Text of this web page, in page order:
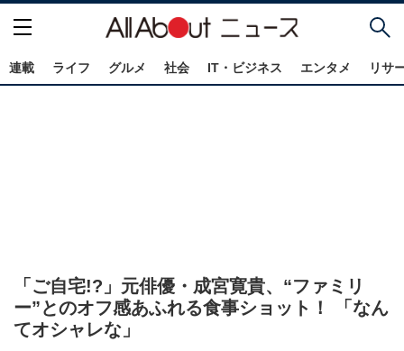
連載 ライフ グルメ 社会 IT・ビジネス エンタメ リサ
「ご自宅!?」元俳優・成宮寛貴、“ファミリ
ー”とのオフ感あふれる食事ショット！ 「なん
てオシャレな」